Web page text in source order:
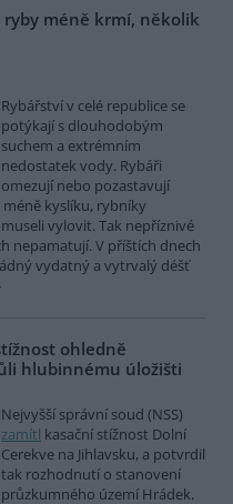
ryby méně krmí, několik
Rybářství v celé republice se
potýkají s dlouhodobým
suchem a extrémním
nedostatek vody. Rybáři
omezují nebo pozastavují
kyslíku, rybníky
vylovit. Tak nepříznivé
nepamatují. V příštích dnech
vydatný a vytrvalý déšť
ohledně
hlubinnému úložišti
Nejvyšší správní soud (NSS)
zamítl kasační stížnost Dolní
Cerekve na Jihlavsku, a potvrdil
tak rozhodnutí o stanovení
průzkumného území Hrádek.